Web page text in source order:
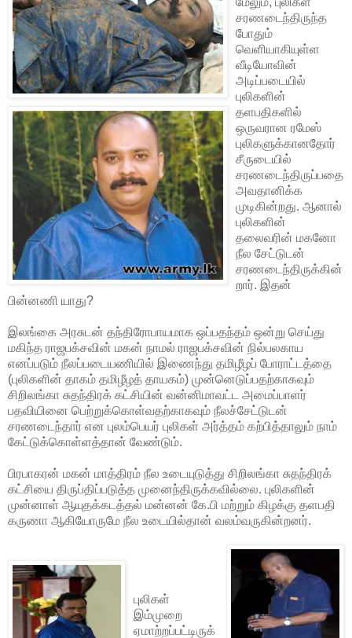
சரணடைந்திருந்த
போதும்
வெளியாகியுள்ள
வீடியோவின்
அடிப்படையில்
புலிகளின்
தளபதிகளில்
ஒருவரான ரமேஸ்
புலிகளுக்கானதோர்
சீருடையில்
சரணடைந்திருப்பதை
அவதானிக்க
முடிகின்றது. ஆனால்
புலிகளின்
தலைவரின் மகனோ
நீல சேட்டுடன்
சரணடைந்திருக்கின்
றார். இதன்
பின்னணி யாது?
இலங்கை அரசுடன் தந்திரோபாயமாக ஒப்பதந்தம் ஒன்று செய்து
மகிந்த ராஜபக்சவின் மகன் நாமல் ராஜபக்சவின் நில்பலகாய
எனப்படும் நீலப்படையணியில் இணைந்து தமிழீழப் போராட்டத்தை
(புலிகளின் தாகம் தமிழீழத் தாயகம்) முன்னெடுப்பதற்காகவும்
சிறிலங்கா சுதந்திரக் கட்சியின் வன்னிமாவட்ட அமைப்பாளர்
பதவியினை பெற்றுக்கொள்வதற்காகவும் நீலச்சேட்டுடன்
சரணடைந்தார் என புலம்பெயர் புலிகள் அர்த்தம் கற்பித்தாலும் நாம்
கேட்டுக்கொள்ளத்தான் வேண்டும்.
பிரபாகரன் மகன் மாத்திரம் நீல உடையுடுத்து சிறிலங்கா சுதந்திரக்
கட்சியை திருப்திப்படுத்த முனைந்திருக்கவில்லை. புலிகளின்
முன்னாள் ஆயுதக்கடத்தல் மன்னன் கே.பி மற்றும் கிழக்கு தளபதி
கருணா ஆகியோருமே நீல உடையில்தான் வலம்வருகின்றனர்.
புலிகள்
இம்முறை
ஏமாற்றப்பட்டிருக்